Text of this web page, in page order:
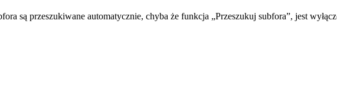
są przeszukiwane automatycznie, chyba że funkcja „Przeszukuj subfora”, jest